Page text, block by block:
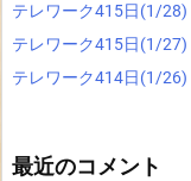
テレワーク415日(1/28)
テレワーク415日(1/27)
テレワーク414日(1/26)
最近のコメント